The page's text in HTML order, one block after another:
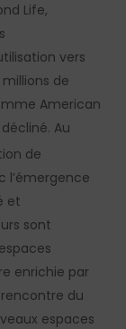
Life,
vers
de
American
Au
de
l’émergence
et
sont
enrichie par
du
espaces